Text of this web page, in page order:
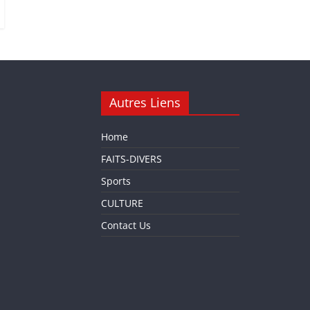
Autres Liens
Home
FAITS-DIVERS
Sports
CULTURE
Contact Us